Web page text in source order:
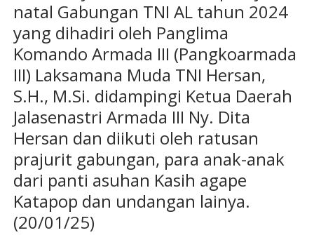
natal Gabungan TNI AL tahun 2024
yang dihadiri oleh Panglima
Komando Armada III (Pangkoarmada
III) Laksamana Muda TNI Hersan,
S.H., M.Si. didampingi Ketua Daerah
Jalasenastri Armada III Ny. Dita
Hersan dan diikuti oleh ratusan
prajurit gabungan, para anak-anak
dari panti asuhan Kasih agape
Katapop dan undangan lainya.
(20/01/25)